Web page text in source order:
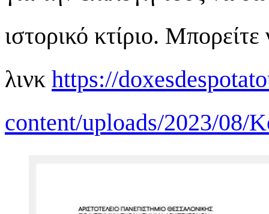
ιστορικό κτίριο.
λινκ https://
content/uploads/2023/08/